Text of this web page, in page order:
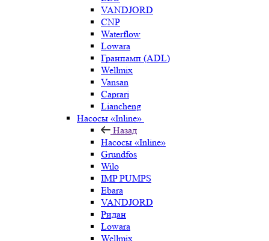
VANDJORD
CNP
Waterflow
Lowara
Гранпамп (ADL)
Wellmix
Vansan
Caprari
Liancheng
Насосы «Inline»
Назад
Насосы «Inline»
Grundfos
Wilo
IMP PUMPS
Ebara
VANDJORD
Ридан
Lowara
Wellmix